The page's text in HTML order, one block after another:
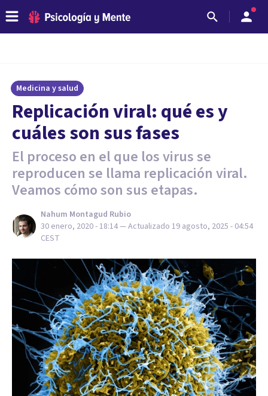
Medicina y salud
Replicación viral: qué es y
cuáles son sus fases
El proceso en el que los virus se
reproducen se llama replicación viral.
Veamos cómo son sus etapas.
Nahum Montagud Rubio
30 enero, 2020 - 18:14— Actualizado 19 agosto, 2025 - 04:54
CEST